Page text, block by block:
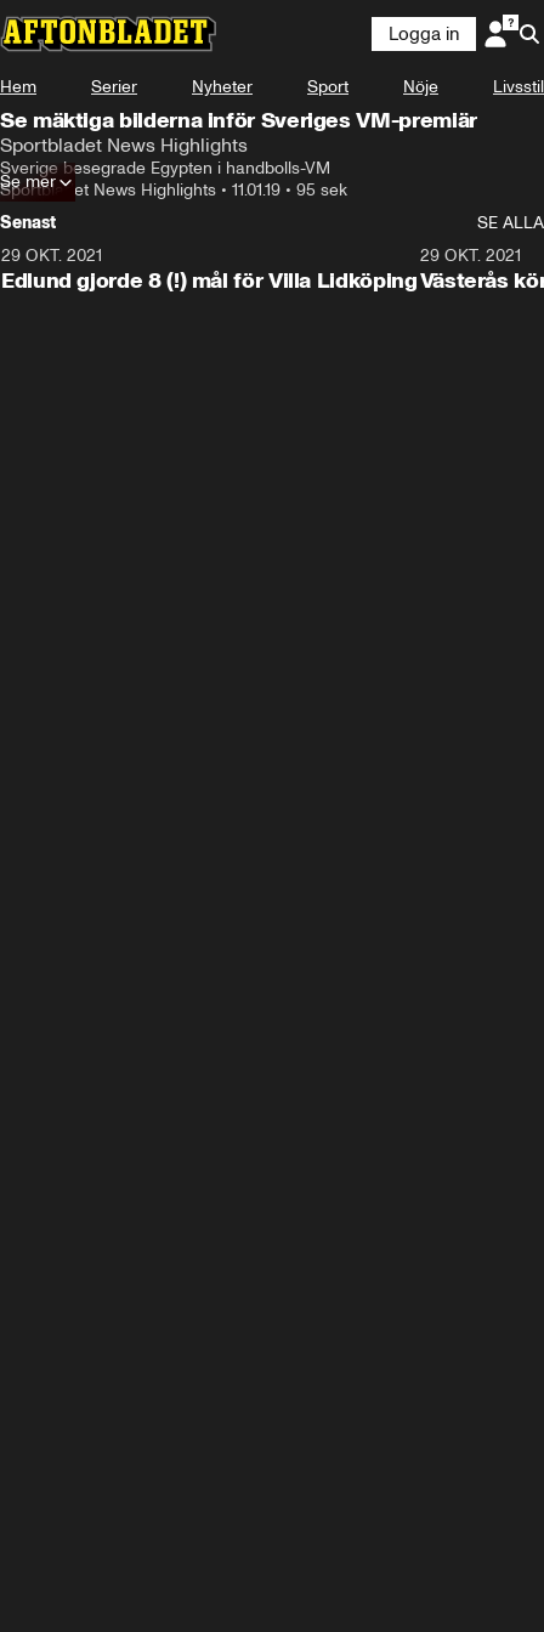
Logga in
Hem Serier Nyheter Sport Nöje Livsstil
Se mäktiga bilderna inför Sveriges VM-premiär
Sportbladet News Highlights
Sverige besegrade Egypten i handbolls-VM
Sportbladet News Highlights • 11.01.19 • 95 sek
Se mer
Senast
SE ALLA
29 OKT. 2021
Edlund gjorde 8 (!) mål för Villa Lidköping
29 OKT. 2021
Västerås